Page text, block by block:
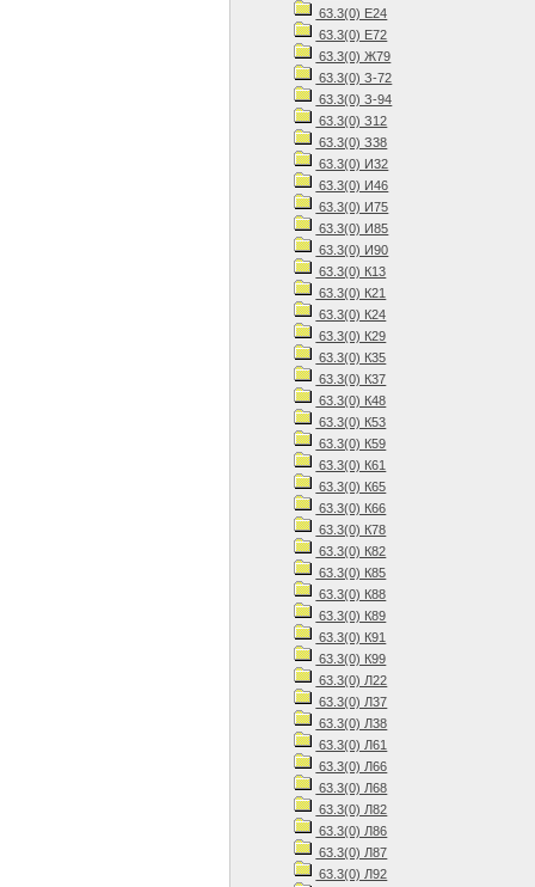
63.3(0) Е24
63.3(0) Е72
63.3(0) Ж79
63.3(0) З-72
63.3(0) З-94
63.3(0) З12
63.3(0) З38
63.3(0) И32
63.3(0) И46
63.3(0) И75
63.3(0) И85
63.3(0) И90
63.3(0) К13
63.3(0) К21
63.3(0) К24
63.3(0) К29
63.3(0) К35
63.3(0) К37
63.3(0) К48
63.3(0) К53
63.3(0) К59
63.3(0) К61
63.3(0) К65
63.3(0) К66
63.3(0) К78
63.3(0) К82
63.3(0) К85
63.3(0) К88
63.3(0) К89
63.3(0) К91
63.3(0) К99
63.3(0) Л22
63.3(0) Л37
63.3(0) Л38
63.3(0) Л61
63.3(0) Л66
63.3(0) Л68
63.3(0) Л82
63.3(0) Л86
63.3(0) Л87
63.3(0) Л92